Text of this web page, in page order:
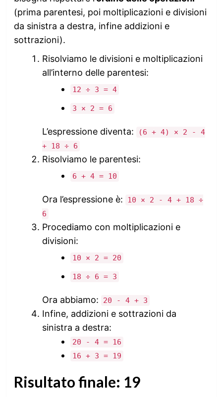
(prima parentesi, poi moltiplicazioni e divisioni
da sinistra a destra, infine addizioni e
sottrazioni).
Risolviamo le divisioni e moltiplicazioni
all’interno delle parentesi:
12 ÷ 3 = 4
3 × 2 = 6
L’espressione diventa:
(6 + 4) × 2 - 4
+ 18 ÷ 6
Risolviamo le parentesi:
6 + 4 = 10
Ora l’espressione è:
10 × 2 - 4 + 18 ÷
6
Procediamo con moltiplicazioni e
divisioni:
10 × 2 = 20
18 ÷ 6 = 3
Ora abbiamo: 20 - 4 + 3
Infine, addizioni e sottrazioni da
sinistra a destra:
20 - 4 = 16
16 + 3 = 19
Risultato finale: 19